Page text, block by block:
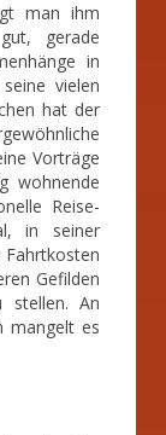
man ihm
gerade
in
vielen
hat der
Vorträge
wohnende
Reise-
in seiner
Gefilden
stellen. An
mangelt es